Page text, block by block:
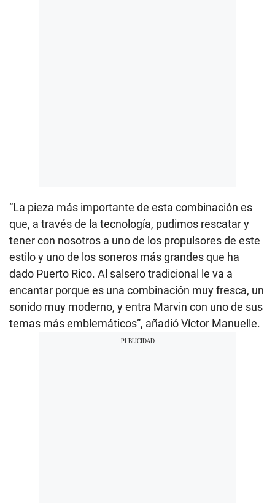
“La pieza más importante de esta combinación es
que, a través de la tecnología, pudimos rescatar y
tener con nosotros a uno de los propulsores de este
estilo y uno de los soneros más grandes que ha
dado Puerto Rico. Al salsero tradicional le va a
encantar porque es una combinación muy fresca, un
sonido muy moderno, y entra Marvin con uno de sus
temas más emblemáticos”, añadió Víctor Manuelle.